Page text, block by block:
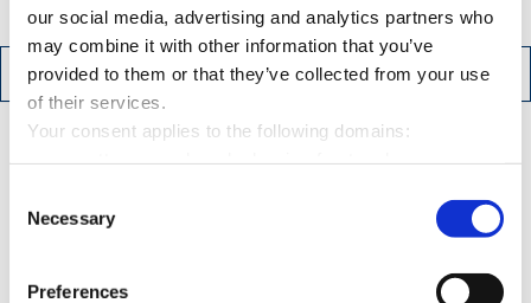
our social media, advertising and analytics partners who
may combine it with other information that you’ve
provided to them or that they’ve collected from your use
of their services.
Your consent applies to the following domains:
www.freytag-vdlinde.de, www.franz-wickel.de, www.lmr-
Selection
Necessary
Preferences
BACK DOWNLOAD PDF